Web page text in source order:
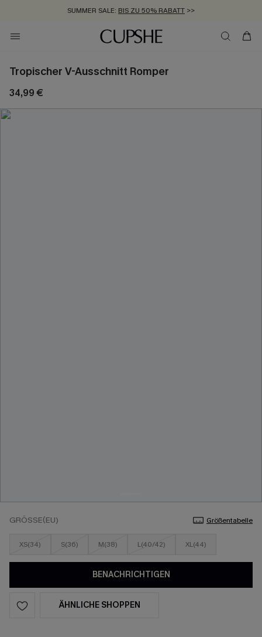
SUMMER SALE: BIS ZU 50% RABATT >>
ZUM NEWSLETTER:BIS ZU -20% EXTRA ERHALTEN
KOSTENLOSER VERSAND AB 89 €
Tropischer V-Ausschnitt Romper
34,99 €
GRÖSSE(EU) Größentabelle
XS(34) S(36) M(38) L(40/42) XL(44)
BENACHRICHTIGEN
ÄHNLICHE SHOPPEN